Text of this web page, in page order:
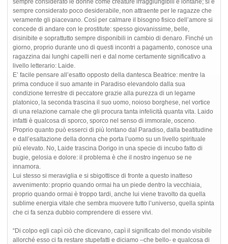
sempre considerato poco desiderabile, non attraente per le ragazze che
veramente gli piacevano. Così per calmare il bisogno fisico dell’amore si
concede di andare con le prostitute: spesso giovanissime, belle,
disinibite e soprattutto sempre disponibili in cambio di denaro. Finché un
giorno, proprio durante uno di questi incontri a pagamento, conosce una
ragazzina dai lunghi capelli neri e dal nome certamente significativo a
livello letterario: Laide.
E’ facile pensare all’esatto opposto della dantesca Beatrice: mentre la
prima conduce il suo amante in Paradiso elevandolo dalla sua
condizione terrestre di peccatore grazie alla purezza di un legame
platonico, la seconda trascina il suo uomo, noioso borghese, nel vortice
di una relazione carnale che gli procura tanta infelicità quanta vita. Laido
infatti è qualcosa di sporco, sporco nel senso di immorale, osceno.
Proprio quanto può esserci di più lontano dal Paradiso, dalla beatitudine
e dall’esaltazione della donna che porta l’uomo su un livello spirituale
più elevato. No, Laide trascina Dorigo in una specie di incubo fatto di
bugie, gelosia e dolore: il problema è che il nostro ingenuo se ne
innamora.
Lui stesso si meraviglia e si sbigottisce di fronte a questo inatteso
avvenimento: proprio quando ormai ha un piede dentro la vecchiaia,
proprio quando ormai è troppo tardi, anche lui viene travolto da quella
sublime energia vitale che sembra muovere tutto l’universo, quella spinta
che ci fa senza dubbio comprendere di essere vivi.
“Di colpo egli capì ciò che dicevano, capì il significato del mondo visibile
allorché esso ci fa restare stupefatti e diciamo –che bello- e qualcosa di